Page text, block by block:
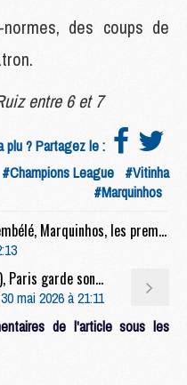
des coups de
entre 6 et 7
plu ? Partagez le :
#Champions League #Vitinha
#Marquinhos
Match : Luis Enrique, Dembélé, Marquinhos, les premières réactions après PSG/Arsenal
Match : PSG/Arsenal (1-1, 4-3 t.a.b.), Paris garde son titre au bout du suspense
mai 2026 à 21:11
de l'article sous les